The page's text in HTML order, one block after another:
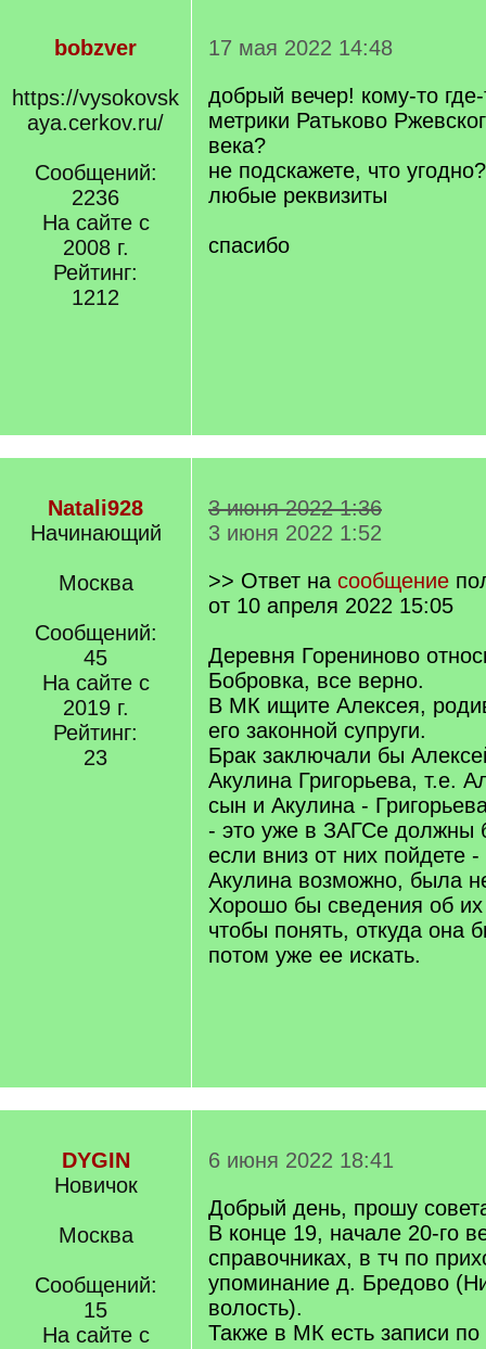
bobzver
https://vysokovsk
aya.cerkov.ru/
Сообщений:
2236
На сайте с
2008 г.
Рейтинг:
1212
17 мая 2022 14:48
добрый вечер! кому-то
метрики Ратьково
века?
не подскажете, что
любые реквизиты
спасибо
Natali928
Начинающий
Москва
Сообщений:
45
На сайте с
2019 г.
Рейтинг:
23
3 июня 2022 1:36
3 июня 2022 1:52
>> Ответ на сообщение
от 10 апреля 2022 15:05
Деревня Горениново
Бобровка, все верно.
В МК ищите Алексея,
его законной супруги.
Брак заключали бы
Акулина Григорьева, т.е.
сын и Акулина -
- это уже в ЗАГСе должны
если вниз от них пойдете
Акулина возможно, была
Хорошо бы сведения об их
чтобы понять, откуда она
потом уже ее искать.
DYGIN
Новичок
Москва
Сообщений:
15
На сайте с
6 июня 2022 18:41
Добрый день, прошу
В конце 19, начале 20-го
справочниках, в тч по
упоминание д. Бредово
волость).
Также в МК есть записи